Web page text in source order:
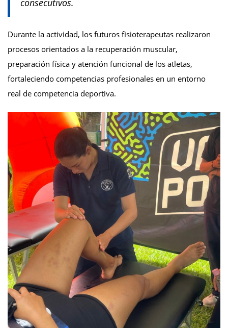
Durante la actividad, los futuros fisioterapeutas realizaron
procesos orientados a la recuperación muscular,
preparación física y atención funcional de los atletas,
fortaleciendo competencias profesionales en un entorno
real de competencia deportiva.